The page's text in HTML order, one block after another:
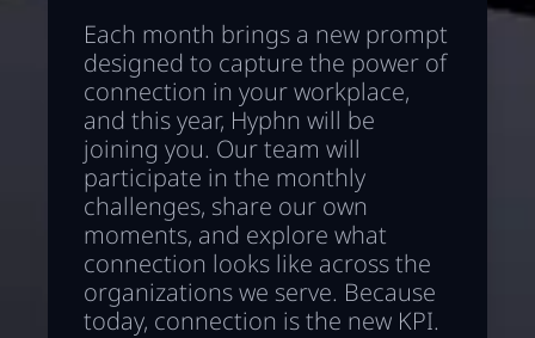
Each month brings a new prompt
designed to capture the power of
connection in your workplace,
and this year, Hyphn will be
joining you. Our team will
participate in the monthly
challenges, share our own
moments, and explore what
connection looks like across the
organizations we serve. Because
today, connection is the new KPI.